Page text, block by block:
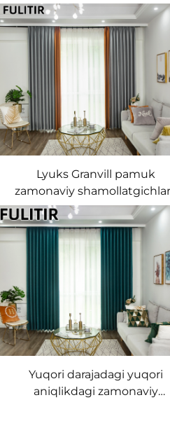
Lyuks Granvill pamuk
zamonaviy
Tabiiy tuzilishga ega nozik
to'qima, yorug'likni so'rish
xususiyatiga ega asosiy
yotoqxona uchun bezak
Yuqori darajadagi yuqori
aniqlikdagi zamonaviy